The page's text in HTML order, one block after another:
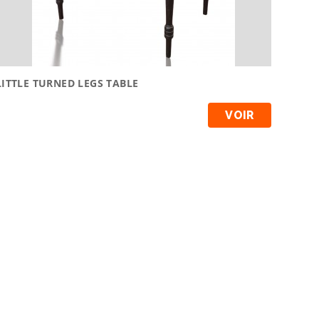
TURNED LEGS TABLE
VOIR